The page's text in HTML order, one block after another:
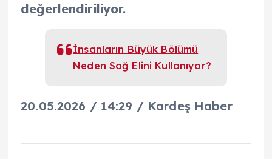
değerlendiriliyor.
İnsanların Büyük Bölümü
Neden Sağ Elini Kullanıyor?
20.05.2026 / 14:29 / Kardeş Haber